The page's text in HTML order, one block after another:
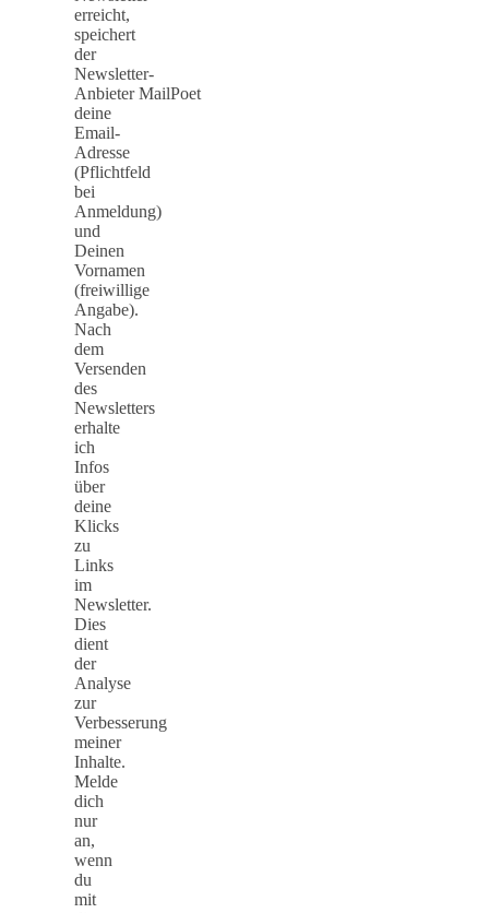
erreicht,
speichert
der
Newsletter-
Anbieter MailPoet
deine
Email-
Adresse
(Pflichtfeld
bei
Anmeldung)
und
Deinen
Vornamen
(freiwillige
Angabe).
Nach
dem
Versenden
des
Newsletters
erhalte
ich
Infos
über
deine
Klicks
zu
Links
im
Newsletter.
Dies
dient
der
Analyse
zur
Verbesserung
meiner
Inhalte.
Melde
dich
nur
an,
wenn
du
mit